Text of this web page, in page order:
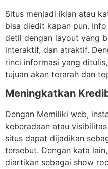
Situs menjadi iklan atau
bisa diedit kapan pun.
detil dengan layout yang
interaktif, dan atraktif.
rinci informasi yang
tujuan akan terarah dan
Meningkatkan
Dengan Memiliki web,
keberadaan atau
situs dapat dijadikan
tersebut. Dengan kata
diartikan sebagai show